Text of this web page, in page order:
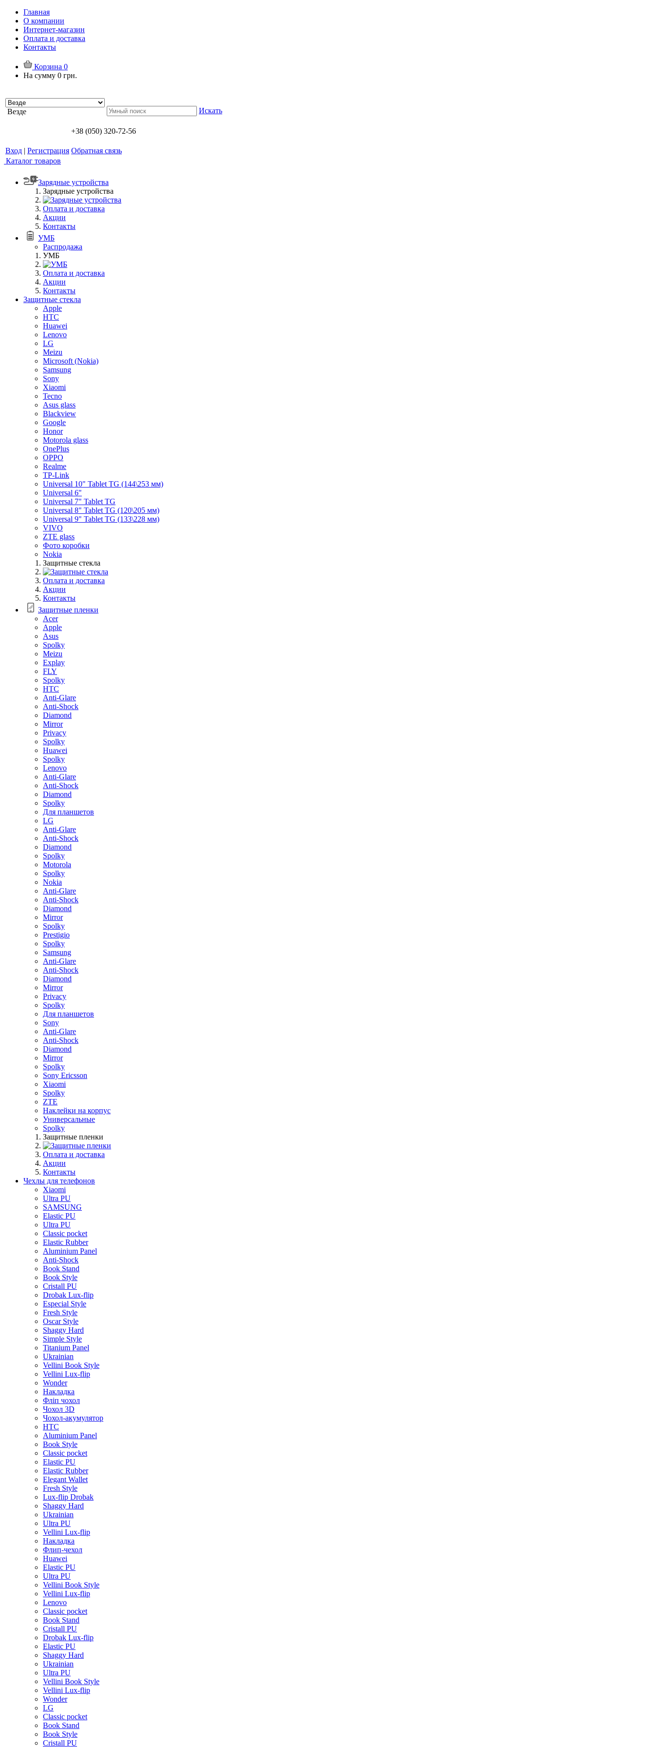
Главная
О компании
Интернет-магазин
Оплата и доставка
Контакты
Корзина 0
На сумму 0 грн.
Везде Искать
+38 (050) 320-72-56
Вход | Регистрация Обратная связь
Каталог товаров
Зарядные устройства
Зарядные устройства
Оплата и доставка
Акции
Контакты
УМБ
Распродажа
УМБ
Оплата и доставка
Акции
Контакты
Защитные стекла
Apple
HTC
Huawei
Lenovo
LG
Meizu
Microsoft (Nokia)
Samsung
Sony
Xiaomi
Tecno
Asus glass
Blackview
Google
Honor
Motorola glass
OnePlus
OPPO
Realme
TP-Link
Universal 10" Tablet TG (144\253 мм)
Universal 6"
Universal 7" Tablet TG
Universal 8" Tablet TG (120\205 мм)
Universal 9" Tablet TG (133\228 мм)
VIVO
ZTE glass
Фото коробки
Nokia
Защитные стекла
Оплата и доставка
Акции
Контакты
Защитные пленки
Acer
Apple
Asus
Spolky
Meizu
Explay
FLY
Spolky
HTC
Anti-Glare
Anti-Shock
Diamond
Mirror
Privacy
Spolky
Huawei
Spolky
Lenovo
Anti-Glare
Anti-Shock
Diamond
Spolky
Для планшетов
LG
Anti-Glare
Anti-Shock
Diamond
Spolky
Motorola
Spolky
Nokia
Anti-Glare
Anti-Shock
Diamond
Mirror
Spolky
Prestigio
Spolky
Samsung
Anti-Glare
Anti-Shock
Diamond
Mirror
Privacy
Spolky
Для планшетов
Sony
Anti-Glare
Anti-Shock
Diamond
Mirror
Spolky
Sony Ericsson
Xiaomi
Spolky
ZTE
Наклейки на корпус
Универсальные
Spolky
Защитные пленки
Оплата и доставка
Акции
Контакты
Чехлы для телефонов
Xiaomi
Ultra PU
SAMSUNG
Elastic PU
Ultra PU
Classic pocket
Elastic Rubber
Aluminium Panel
Anti-Shock
Book Stand
Book Style
Cristall PU
Drobak Lux-flip
Especial Style
Fresh Style
Oscar Style
Shaggy Hard
Simple Style
Titanium Panel
Ukrainian
Vellini Book Style
Vellini Lux-flip
Wonder
Накладка
Фліп чохол
Чохол 3D
Чохол-акумулятор
HTC
Aluminium Panel
Book Style
Classic pocket
Elastic PU
Elastic Rubber
Elegant Wallet
Fresh Style
Lux-flip Drobak
Shaggy Hard
Ukrainian
Ultra PU
Vellini Lux-flip
Накладка
Флип-чехол
Huawei
Elastic PU
Ultra PU
Vellini Book Style
Vellini Lux-flip
Lenovo
Classic pocket
Book Stand
Cristall PU
Drobak Lux-flip
Elastic PU
Shaggy Hard
Ukrainian
Ultra PU
Vellini Book Style
Vellini Lux-flip
Wonder
LG
Classic pocket
Book Stand
Book Style
Cristall PU